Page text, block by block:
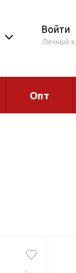
Войти
Личный
Опт